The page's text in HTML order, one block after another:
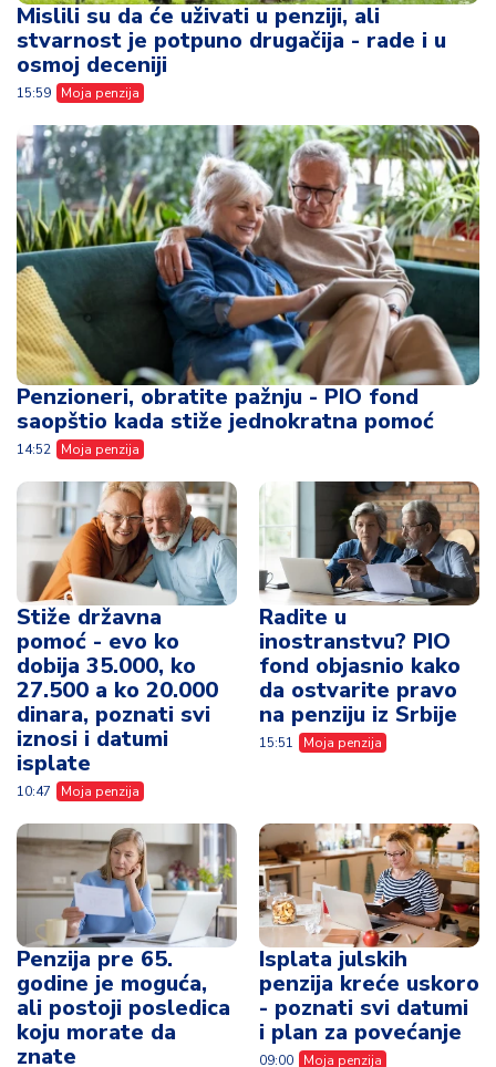
Mislili su da će uživati u penziji, ali
stvarnost je potpuno drugačija - rade i u
osmoj deceniji
15:59 Moja penzija
Penzioneri, obratite pažnju - PIO fond
saopštio kada stiže jednokratna pomoć
14:52 Moja penzija
Stiže državna
pomoć - evo ko
dobija 35.000, ko
27.500 a ko 20.000
dinara, poznati svi
iznosi i datumi
isplate
10:47 Moja penzija
Radite u
inostranstvu? PIO
fond objasnio kako
da ostvarite pravo
na penziju iz Srbije
15:51 Moja penzija
Penzija pre 65.
godine je moguća,
ali postoji posledica
koju morate da
znate
Isplata julskih
penzija kreće uskoro
- poznati svi datumi
i plan za povećanje
09:00 Moja penzija